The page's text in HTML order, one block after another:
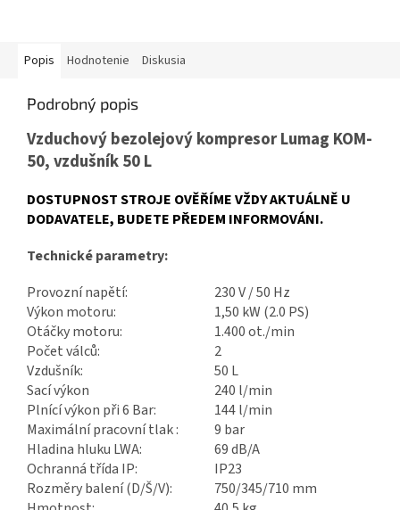
Popis Hodnotenie Diskusia
Podrobný popis
Vzduchový bezolejový kompresor Lumag KOM-
50, vzdušník 50 L
DOSTUPNOST STROJE OVĚŘÍME VŽDY AKTUÁLNĚ U
DODAVATELE, BUDETE PŘEDEM INFORMOVÁNI.
Technické parametry:
Provozní napětí:
230 V / 50 Hz
Výkon motoru:
1,50 kW (2.0 PS)
Otáčky motoru:
1.400 ot./min
Počet válců:
2
Vzdušník:
50 L
Sací výkon
240 l/min
Plnící výkon při 6 Bar:
144 l/min
Maximální pracovní tlak :
9 bar
Hladina hluku LWA:
69 dB/A
Ochranná třída IP:
IP23
Rozměry balení (D/Š/V):
750/345/710 mm